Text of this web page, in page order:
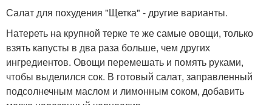
Салат для похудения "Щетка" - другие варианты.
Натереть на крупной терке те же самые овощи, только
взять капусты в два раза больше, чем других
ингредиентов. Овощи перемешать и помять руками,
чтобы выделился сок. В готовый салат, заправленный
подсолнечным маслом и лимонным соком, добавить